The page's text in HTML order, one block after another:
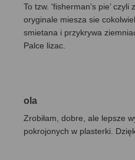
To tzw. 'fisherman’s pie’
oryginale miesza sie
smietana i przykrywa
Palce lizac.
ola
Zrobiłam, dobre, ale lepsze
pokrojonych w plasterki.